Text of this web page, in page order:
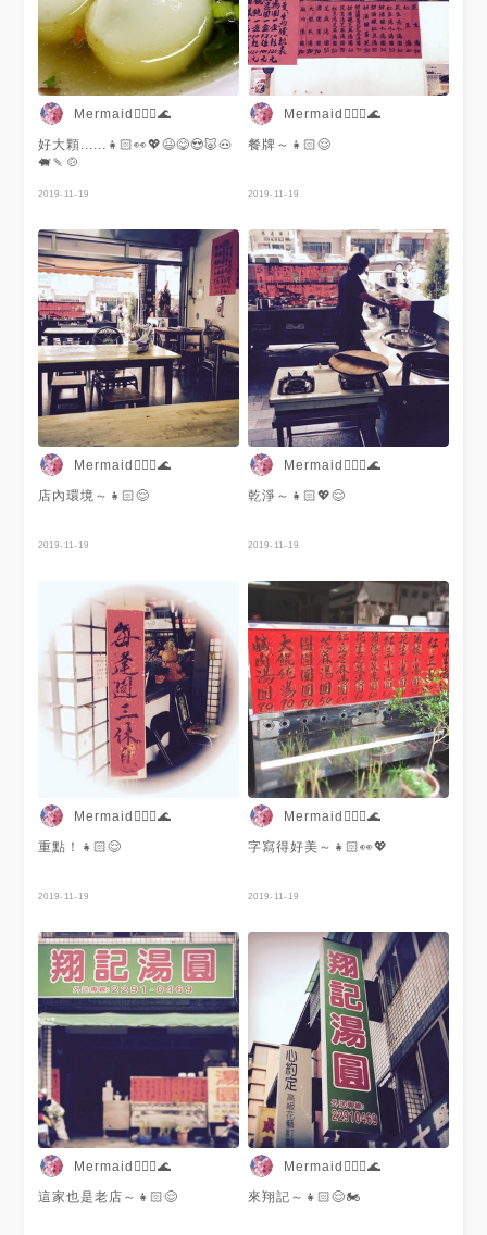
Mermaid🧜🏻‍♀️🌊
好大顆......👧🏻👀💖😆😋😍🐷🐽
🐖🍡🍲
2019-11-19
Mermaid🧜🏻‍♀️🌊
餐牌～👧🏻😌
2019-11-19
Mermaid🧜🏻‍♀️🌊
店內環境～👧🏻😌
2019-11-19
Mermaid🧜🏻‍♀️🌊
乾淨～👧🏻💖😌
2019-11-19
Mermaid🧜🏻‍♀️🌊
重點！👧🏻😌
2019-11-19
Mermaid🧜🏻‍♀️🌊
字寫得好美～👧🏻👀💖
2019-11-19
Mermaid🧜🏻‍♀️🌊
這家也是老店～👧🏻😌
Mermaid🧜🏻‍♀️🌊
來翔記～👧🏻😌🏍